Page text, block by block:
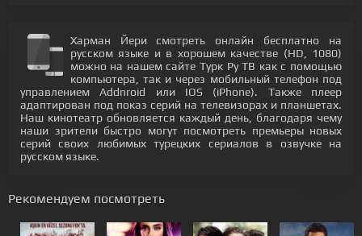
Харман Йери смотреть онлайн бесплатно на
русском языке и в хорошем качестве (HD, 1080)
можно на нашем сайте Турк Ру ТВ как с помощью
компьютера, так и через мобильный телефон под
управлением Addnroid или IOS (iPhone). Также плеер
адаптирован под показ серий на телевизорах и планшетах.
Наш кинотеатр обновляется каждый день, благодаря чему
наши зрители быстро могут посмотреть премьеры новых
серий своих любимых турецких сериалов в озвучке на
русском языке.
Рекомендуем посмотреть